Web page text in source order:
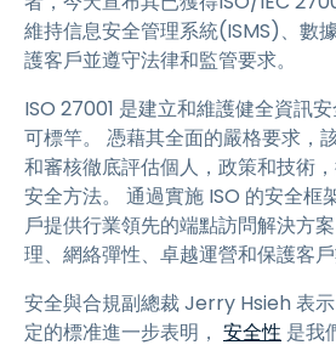
維持信息安全管理系統(ISMS)、數
護客戶並遵守法律和監管要求。
ISO 27001 是建立和維護健全資訊
可標竿。 憑藉其全面的嚴格要求，
和審核徹底評估個人，政策和技術
安全方法。 通過實施 ISO 的安全
戶提供行業領先的端點訪問解決方
理、網絡彈性、卓越運營和保護客戶
安全與合規副總裁 Jerry Hsieh 表示
定的標准進一步表明， 安全性 是我